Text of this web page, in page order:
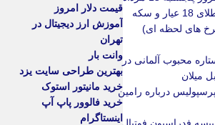
1405؛ قیمت طلای 18 عیار و سکه
های لحظه ای)
محبوب آلمانی در
میلان
درباره رامین
قیمت دلار امروز
آموزش ارز دیجیتال در
تهران
وانت بار
بهترین طراحی سایت یزد
خرید مانیتور استوک
خرید فالوور پاپ آپ
اینستاگرام